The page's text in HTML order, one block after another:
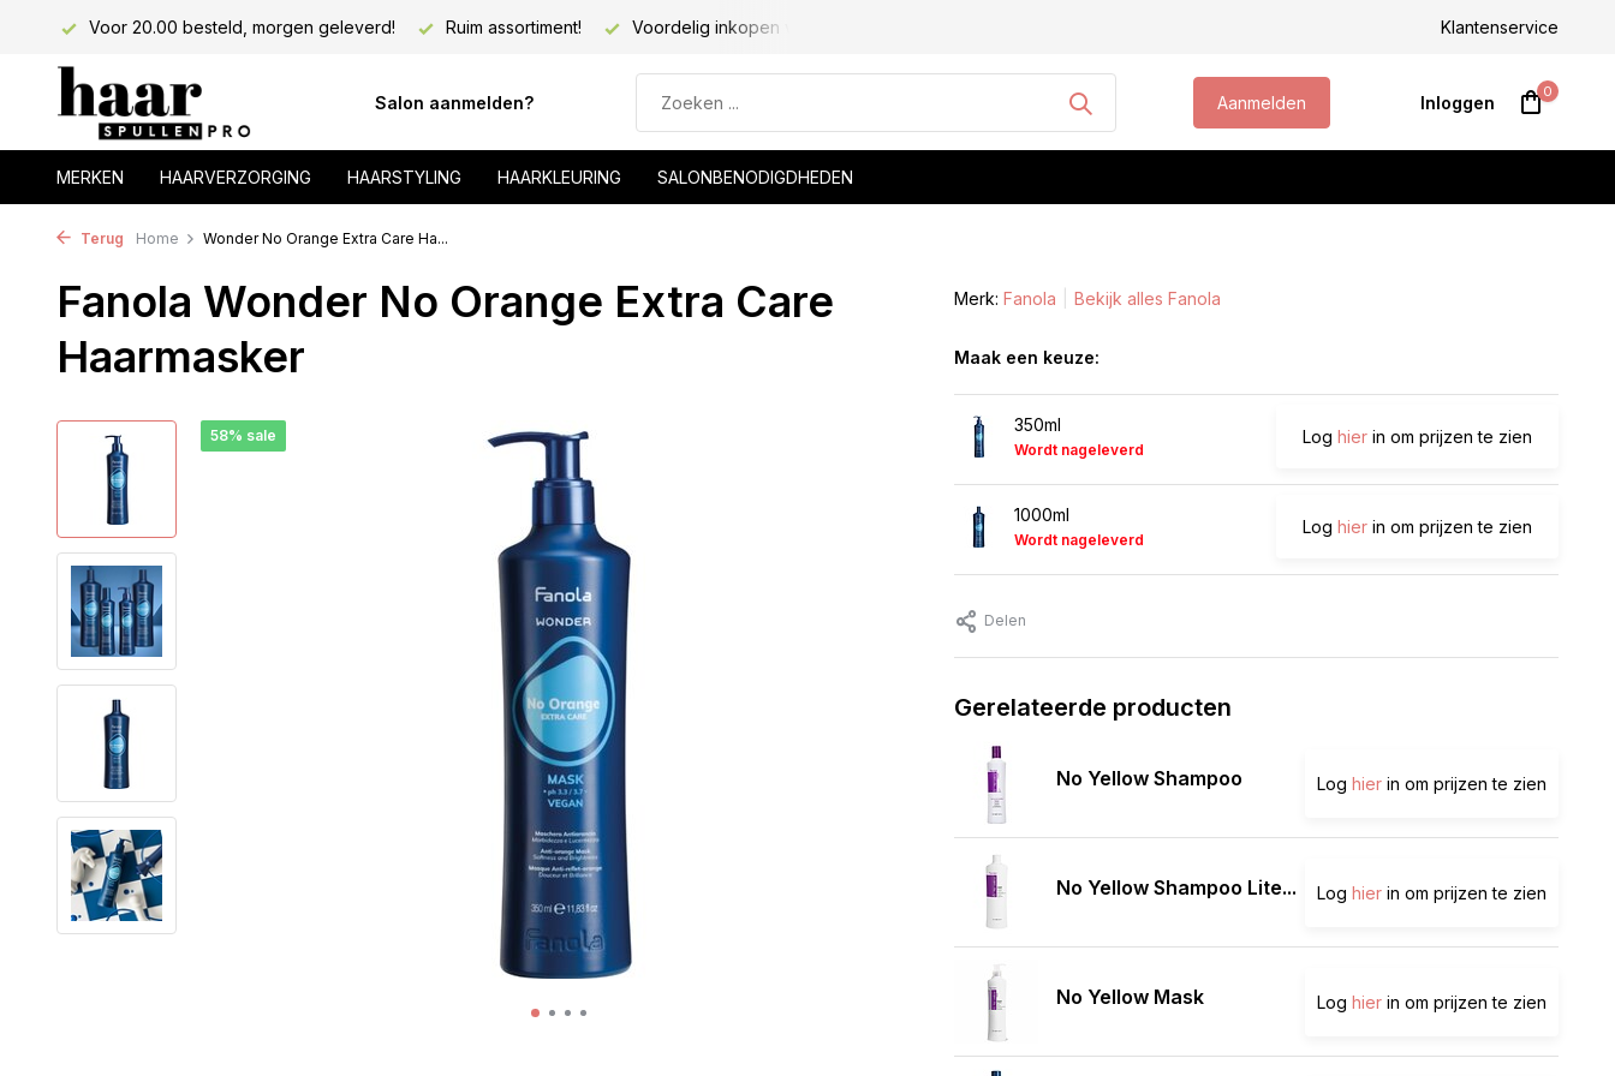
Voor 20.00 besteld, morgen geleverd! Ruim assortiment! Voordelig inkopen voor kapsalons! Klantenservice
Salon aanmelden? Aanmelden Inloggen
0
MERKEN HAARVERZORGING HAARSTYLING HAARKLEURING SALONBENODIGDHEDEN
Terug Home Wonder No Orange Extra Care Ha...
Fanola Wonder No Orange Extra Care
Haarmasker
58% sale
Merk: Fanola Bekijk alles Fanola
Maak een keuze:
350ml
Wordt nageleverd
Log hierin om prijzen te zien
1000ml
Wordt nageleverd
Log hierin om prijzen te zien
Delen
Gerelateerde producten
No Yellow Shampoo Log hierin om prijzen te zien
No Yellow Shampoo Lite... Log hierin om prijzen te zien
No Yellow Mask Log hierin om prijzen te zien